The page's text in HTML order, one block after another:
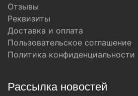
Отзывы
Реквизиты
Доставка и оплата
Пользовательское соглашение
Политика конфиденциальности
Рассылка новостей